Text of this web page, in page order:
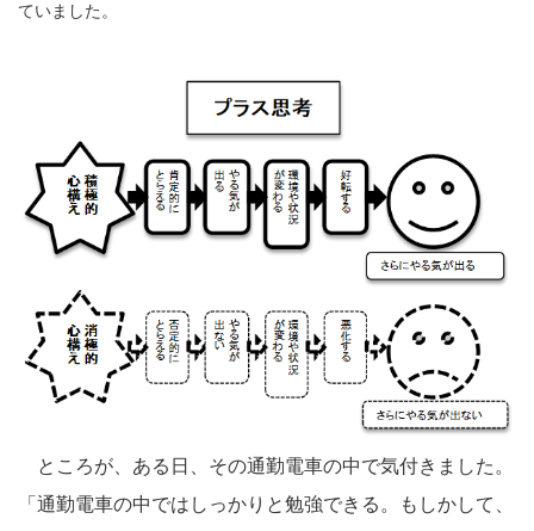
ていました。
ところが、ある日、その通勤電車の中で気付きました。
「通勤電車の中ではしっかりと勉強できる。もしかして、